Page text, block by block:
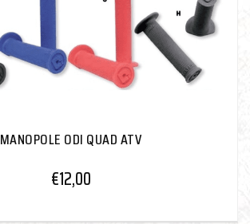
MANOPOLE ODI QUAD ATV
€12,00